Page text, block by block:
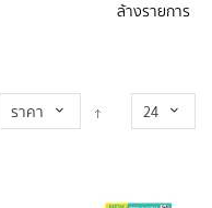
ล้างรายการ
ราคา 24